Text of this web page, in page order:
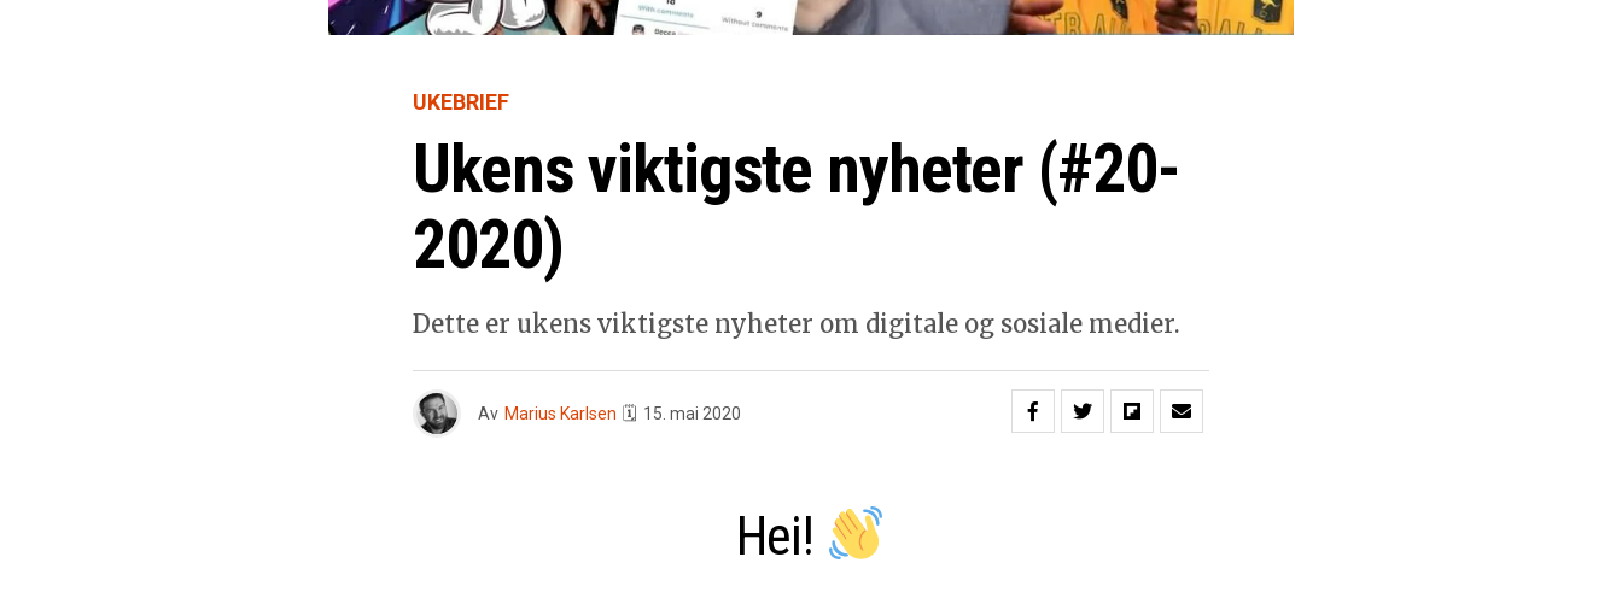
UKEBRIEF
Ukens viktigste nyheter (#20-
2020)
Dette er ukens viktigste nyheter om digitale og sosiale medier.
Av Marius Karlsen 🗓 15. mai 2020
Hei!